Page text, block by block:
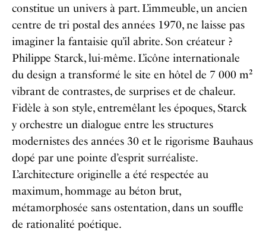
constitue un univers à part. L’immeuble, un ancien
centre de tri postal des années 1970, ne laisse pas
imaginer la fantaisie qu’il abrite. Son créateur ?
Philippe Starck, lui-même. L’icône internationale
du design a transformé le site en hôtel de 7 000 m²
vibrant de contrastes, de surprises et de chaleur.
Fidèle à son style, entremêlant les époques, Starck
y orchestre un dialogue entre les structures
modernistes des années 30 et le rigorisme Bauhaus
dopé par une pointe d’esprit surréaliste.
L’architecture originelle a été respectée au
maximum, hommage au béton brut,
métamorphosée sans ostentation, dans un souffle
de rationalité poétique.